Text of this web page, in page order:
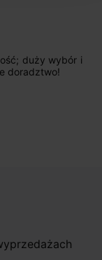
duży wybór i
doradztwo!